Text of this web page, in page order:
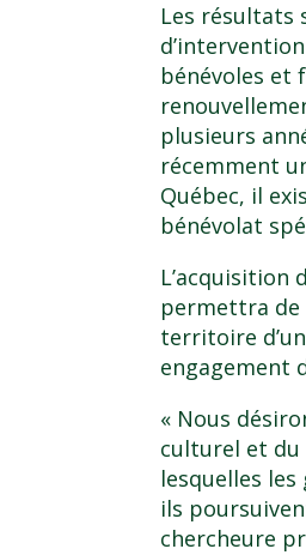
Les résultats
bénévoles et
plusieurs
récemment
Québec, il
bénévolat
L’acquisition
permettra de
territoire
engagement
« Nous
culturel et du
lesquelles
ils
chercheure